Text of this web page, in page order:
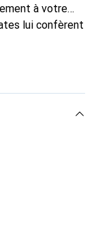
à votre
lui confèrent
à